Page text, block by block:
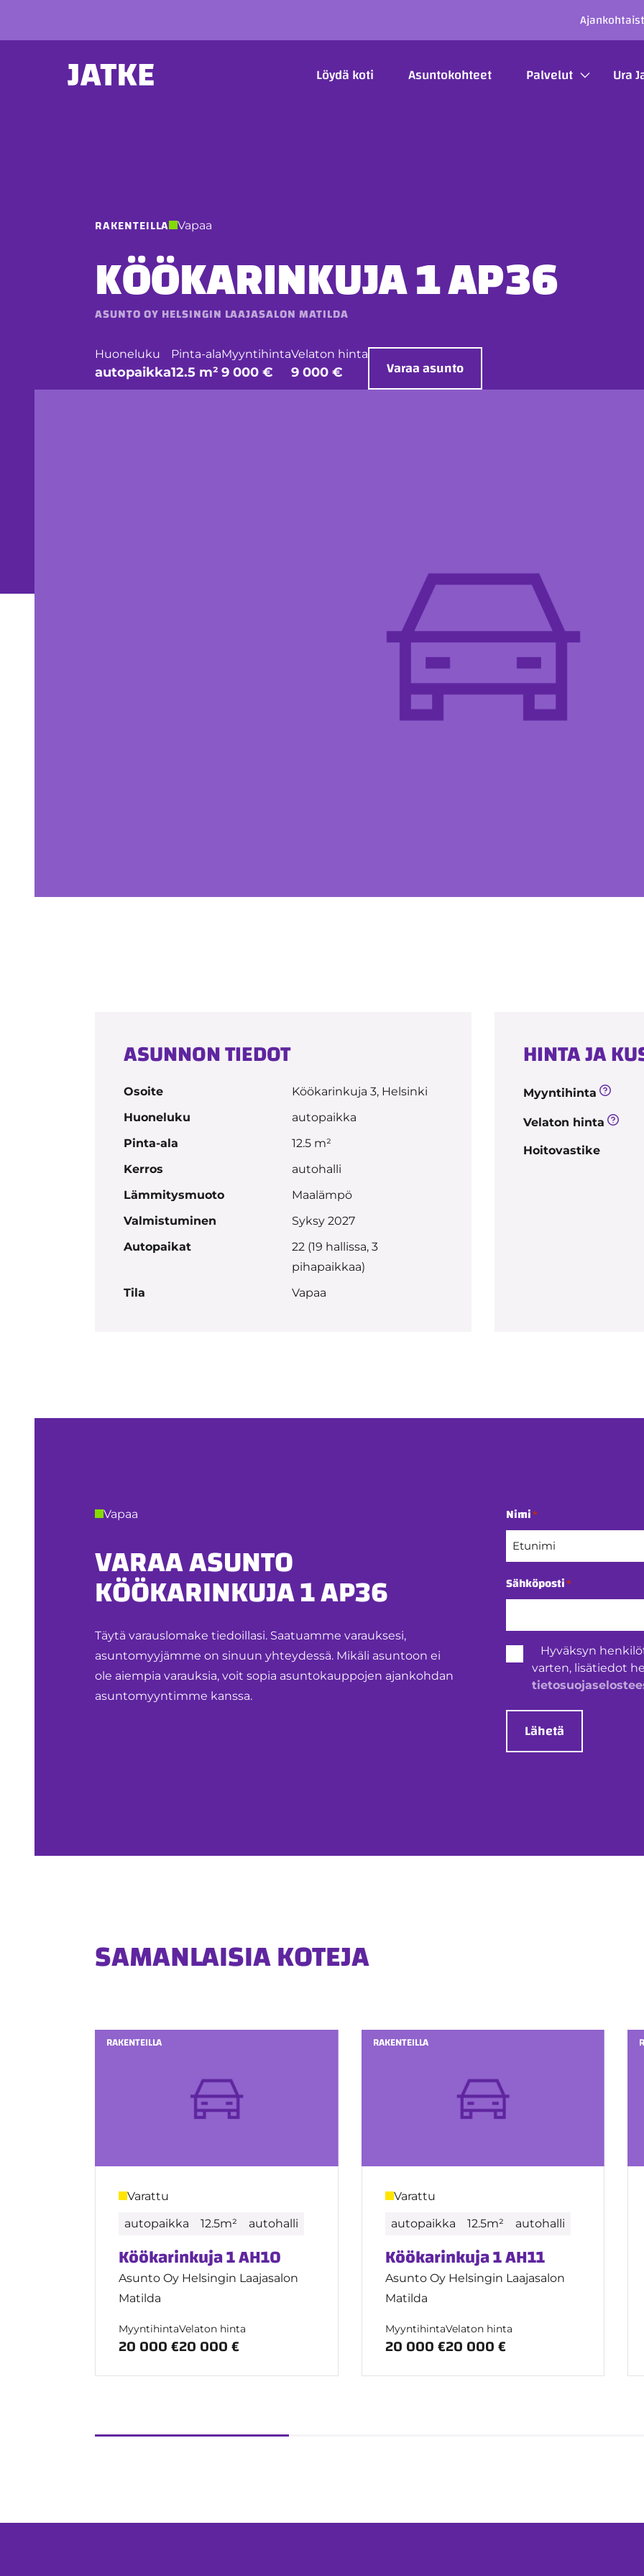
PÄÄVALIKKO
Löydä koti Asuntokohteet Palvelut Ura
RAKENTEILLA Vapaa
KÖÖKARINKUJA 1 AP36
ASUNTO OY HELSINGIN LAAJASALON MATILDA
Huoneluku
autopaikka
Pinta-ala
12.5 m²
Myyntihinta
9 000 €
Velaton hinta
9 000 € Varaa asunto
ASUNNON TIEDOT
Osoite
Köökarinkuja 3, Helsinki
Huoneluku
autopaikka
Pinta-ala
12.5 m²
Kerros
autohalli
Lämmitysmuoto
Maalämpö
Valmistuminen
Syksy 2027
Autopaikat
22 (19 hallissa, 3
pihapaikkaa)
Tila
Vapaa
HINTA JA
Myyntihinta
Velaton hinta
Hoitovastike
Vapaa
VARAA ASUNTO
KÖÖKARINKUJA 1 AP36
Täytä varauslomake tiedoillasi. Saatuamme varauksesi,
asuntomyyjämme on sinuun yhteydessä. Mikäli asuntoon ei
ole aiempia varauksia, voit sopia asuntokauppojen ajankohdan
asuntomyyntimme kanssa.
Nimi*
Etunimi
Sähköposti*
Henkilötietojen
käsittely*
Hyväksyn
varten, lisätiedot
Lähetä
SAMANLAISIA KOTEJA
RAKENTEILLA
Varattu
autopaikka
12.5m² autohalli
Köökarinkuja 1 AH10
Asunto Oy Helsingin Laajasalon
Matilda
Myyntihinta
20 000 €
Velaton hinta
20 000 €
RAKENTEILLA
Varattu
autopaikka
12.5m² autohalli
Köökarinkuja 1 AH11
Asunto Oy Helsingin Laajasalon
Matilda
Myyntihinta
20 000 €
Velaton hinta
20 000 €